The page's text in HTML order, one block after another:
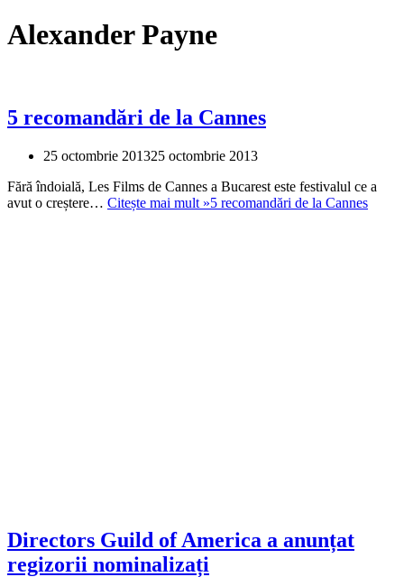
Alexander Payne
5 recomandări de la Cannes
25 octombrie 201325 octombrie 2013
Fără îndoială, Les Films de Cannes a Bucarest este festivalul ce a
avut o creștere… Citește mai mult »5 recomandări de la Cannes
Directors Guild of America a anunțat
regizorii nominalizați